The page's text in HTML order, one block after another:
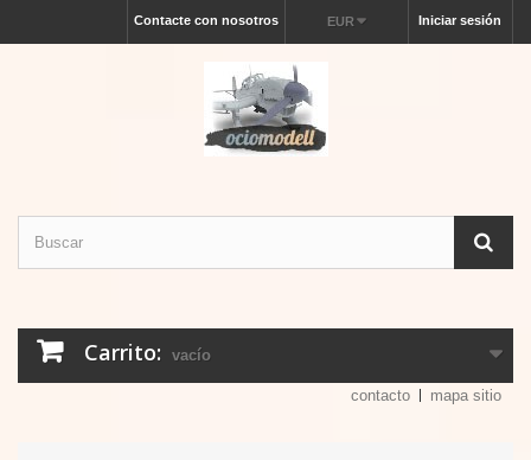
Iniciar sesión
EUR
Contacte con nosotros
Carrito: vacío
contacto mapa sitio